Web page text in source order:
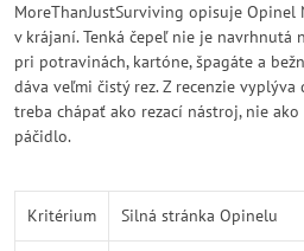
MoreThanJustSurviving opisuje Opinel
v krájaní. Tenká čepeľ nie je navrhnutá
pri potravinách, kartóne, špagáte a
dáva veľmi čistý rez. Z recenzie
treba chápať ako rezací nástroj, nie
páčidlo.
Kritérium Silná stránka Opinelu